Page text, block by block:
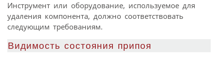
Инструмент или оборудование, используемое для
удаления компонента, должно соответствовать
следующим требованиям.
Видимость состояния припоя